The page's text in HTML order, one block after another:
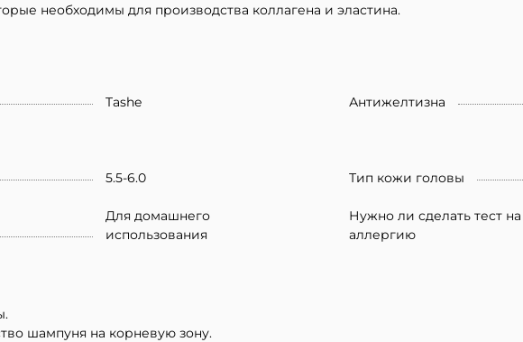
необходимы для производства коллагена и эластина.
Tashe Антижелтизна
5.5-6.0 Тип кожи головы
Для домашнего
использования
Нужно ли сделать тест на
аллергию
шампуня на корневую зону.